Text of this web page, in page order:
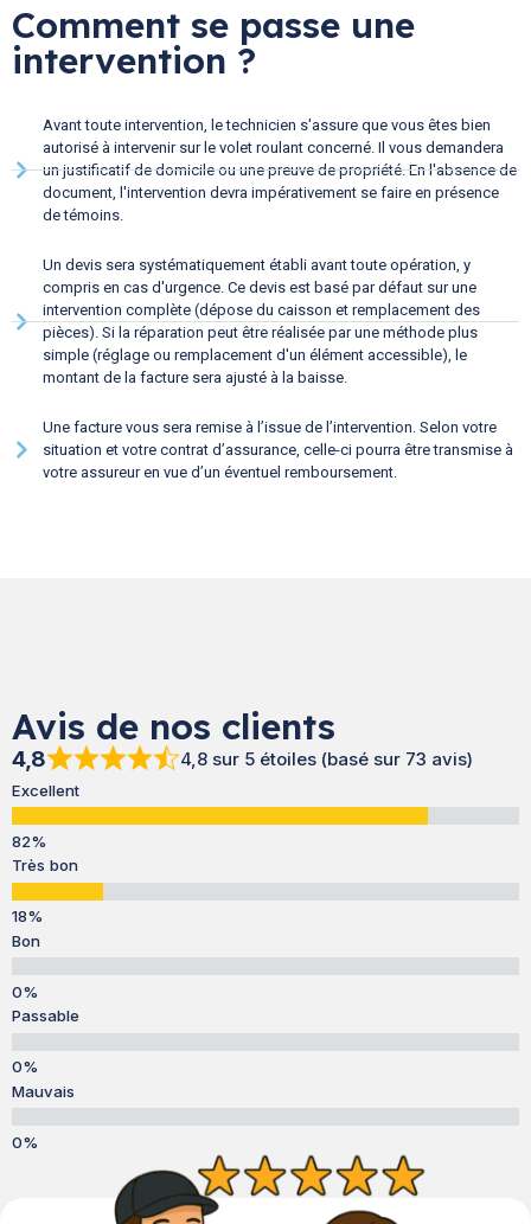
Comment se passe une
intervention ?
Avant toute intervention, le technicien s'assure que vous êtes bien
autorisé à intervenir sur le volet roulant concerné. Il vous demandera
un justificatif de domicile ou une preuve de propriété. En l'absence de
document, l'intervention devra impérativement se faire en présence
de témoins.
Un devis sera systématiquement établi avant toute opération, y
compris en cas d'urgence. Ce devis est basé par défaut sur une
intervention complète (dépose du caisson et remplacement des
pièces). Si la réparation peut être réalisée par une méthode plus
simple (réglage ou remplacement d'un élément accessible), le
montant de la facture sera ajusté à la baisse.
Une facture vous sera remise à l’issue de l’intervention. Selon votre
situation et votre contrat d’assurance, celle-ci pourra être transmise à
votre assureur en vue d’un éventuel remboursement.
Avis de nos clients
4,8 4,8 sur 5 étoiles (basé sur 73 avis)
Excellent
Très bon
Bon
Passable
Mauvais